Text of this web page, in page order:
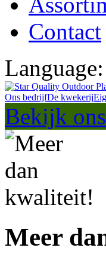
Contact
Language:
Ons bedrijfDe kwekerij
Bekijk
Meer